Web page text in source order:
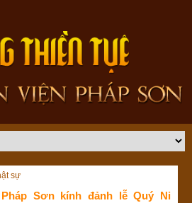
sự
Sơn kính đảnh lễ Quý Ni